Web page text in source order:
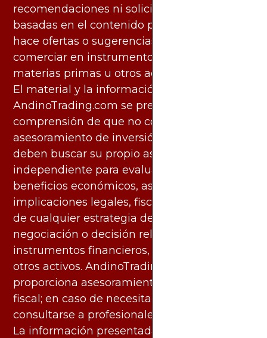
recomendaciones ni solicita acciones
basadas en el contenido proporcionado, ni
hace ofertas o sugerencias para invertir o
comerciar en instrumentos financieros,
materias primas u otros activos.
El material y la información disponibles en
AndinoTrading.com se presentan con la
comprensión de que no constituyen
asesoramiento de inversión. Los usuarios
deben buscar su propio asesoramiento
independiente para evaluar los riesgos y
beneficios económicos, así como las
implicaciones legales, fiscales y contables
de cualquier estrategia de inversión,
negociación o decisión relacionada con
instrumentos financieros, materias primas u
otros activos. AndinoTrading.com no
proporciona asesoramiento legal, contable o
fiscal; en caso de necesitarlo, debe
consultarse a profesionales especializados.
La información presentada por